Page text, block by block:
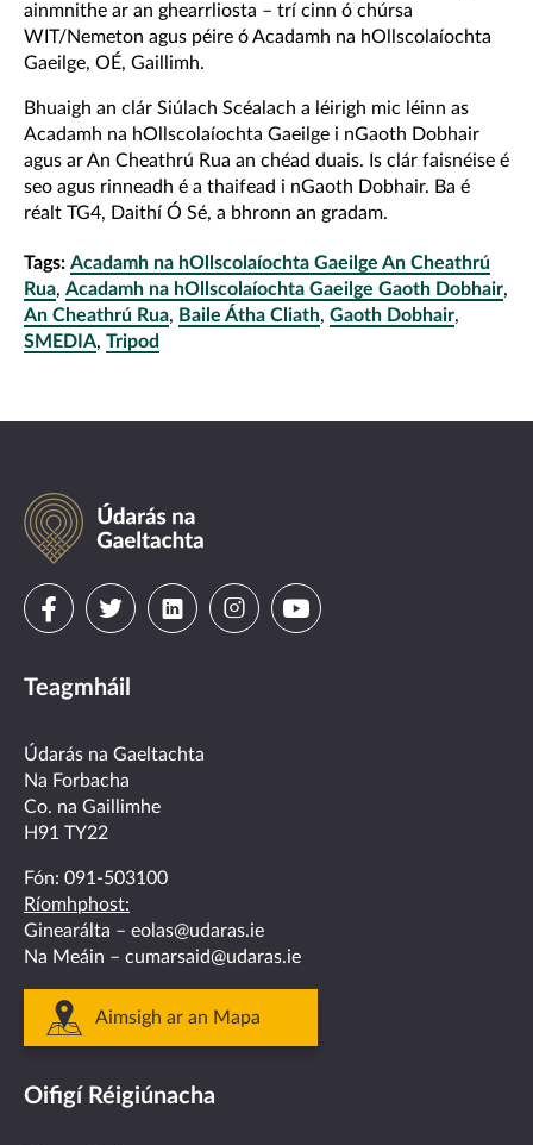
ainmnithe ar an ghearrliosta – trí cinn ó chúrsa
WIT/Nemeton agus péire ó Acadamh na hOllscolaíochta
Gaeilge, OÉ, Gaillimh.
Bhuaigh an clár Siúlach Scéalach a léirigh mic léinn as
Acadamh na hOllscolaíochta Gaeilge i nGaoth Dobhair
agus ar An Cheathrú Rua an chéad duais. Is clár faisnéise é
seo agus rinneadh é a thaifead i nGaoth Dobhair. Ba é
réalt TG4, Daithí Ó Sé, a bhronn an gradam.
Tags: Acadamh na hOllscolaíochta Gaeilge An Cheathrú
Rua, Acadamh na hOllscolaíochta Gaeilge Gaoth Dobhair,
An Cheathrú Rua, Baile Átha Cliath, Gaoth Dobhair,
SMEDIA, Tripod
Údarás
na
Gaeltachta
Visit
on
facebook
Visit
on
twitter
Visit
linkedin
VisitVisit
Teagmháil
Údarás na Gaeltachta
Na Forbacha
Co. na Gaillimhe
H91 TY22
Fón: 091-503100
Ríomhphost:
Ginearálta – eolas@udaras.ie
Na Meáin – cumarsaid@udaras.ie
Aimsigh ar an Mapa
Oifigí Réigiúnacha